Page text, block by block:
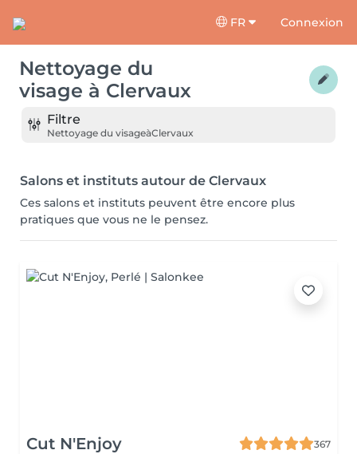
FR Connexion
Nettoyage du
visage à Clervaux
Filtre
Nettoyage du visageàClervaux
Salons et instituts autour de Clervaux
Ces salons et instituts peuvent être encore plus
pratiques que vous ne le pensez.
Cut N'Enjoy
367